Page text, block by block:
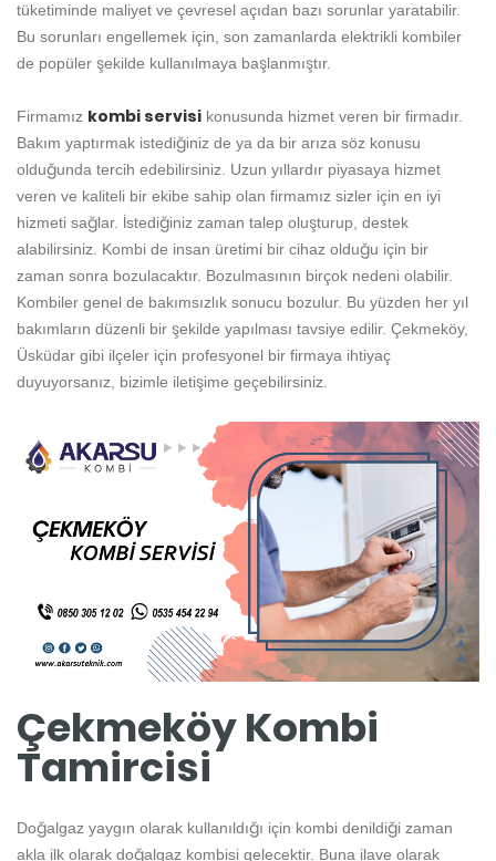
tüketiminde maliyet ve çevresel açıdan bazı sorunlar yaratabilir.
Bu sorunları engellemek için, son zamanlarda elektrikli kombiler
de popüler şekilde kullanılmaya başlanmıştır.
Firmamız kombi servisi konusunda hizmet veren bir firmadır.
Bakım yaptırmak istediğiniz de ya da bir arıza söz konusu
olduğunda tercih edebilirsiniz. Uzun yıllardır piyasaya hizmet
veren ve kaliteli bir ekibe sahip olan firmamız sizler için en iyi
hizmeti sağlar. İstediğiniz zaman talep oluşturup, destek
alabilirsiniz. Kombi de insan üretimi bir cihaz olduğu için bir
zaman sonra bozulacaktır. Bozulmasının birçok nedeni olabilir.
Kombiler genel de bakımsızlık sonucu bozulur. Bu yüzden her yıl
bakımların düzenli bir şekilde yapılması tavsiye edilir. Çekmeköy,
Üsküdar gibi ilçeler için profesyonel bir firmaya ihtiyaç
duyuyorsanız, bizimle iletişime geçebilirsiniz.
Çekmeköy Kombi
Tamircisi
Doğalgaz yaygın olarak kullanıldığı için kombi denildiği zaman
akla ilk olarak doğalgaz kombisi gelecektir. Buna ilave olarak